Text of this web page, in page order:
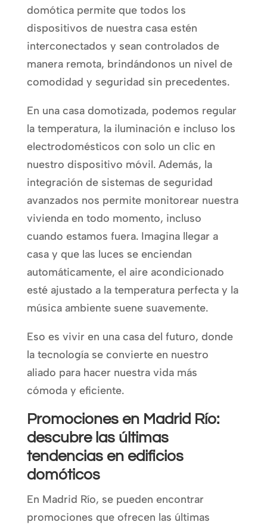
domótica permite que todos los
dispositivos de nuestra casa estén
interconectados y sean controlados de
manera remota, brindándonos un nivel de
comodidad y seguridad sin precedentes.
En una casa domotizada, podemos regular
la temperatura, la iluminación e incluso los
electrodomésticos con solo un clic en
nuestro dispositivo móvil. Además, la
integración de sistemas de seguridad
avanzados nos permite monitorear nuestra
vivienda en todo momento, incluso
cuando estamos fuera. Imagina llegar a
casa y que las luces se enciendan
automáticamente, el aire acondicionado
esté ajustado a la temperatura perfecta y la
música ambiente suene suavemente.
Eso es vivir en una casa del futuro, donde
la tecnología se convierte en nuestro
aliado para hacer nuestra vida más
cómoda y eficiente.
Promociones en Madrid Río:
descubre las últimas
tendencias en edificios
domóticos
En Madrid Río, se pueden encontrar
promociones que ofrecen las últimas